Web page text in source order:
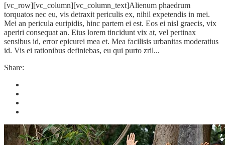
[vc_row][vc_column][vc_column_text]Alienum phaedrum
torquatos nec eu, vis detraxit periculis ex, nihil expetendis in mei.
Mei an pericula euripidis, hinc partem ei est. Eos ei nisl graecis, vix
aperiri consequat an. Eius lorem tincidunt vix at, vel pertinax
sensibus id, error epicurei mea et. Mea facilisis urbanitas moderatius
id. Vis ei rationibus definiebas, eu qui purto zril...
Share: